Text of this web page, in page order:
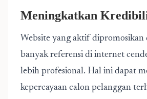
Meningkatkan
Website yang aktif
banyak referensi di internet
lebih profesional. Hal ini dapat
kepercayaan calon pelanggan